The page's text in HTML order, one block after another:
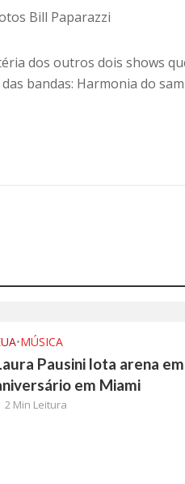
Bill Paparazzi
dos outros dois shows
bandas: Harmonia do
•MÚSICA
Pausini lota arena em
em Miami
2 Min Leitura